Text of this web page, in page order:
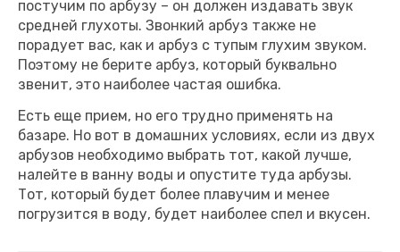
постучим по арбузу – он должен издавать звук
средней глухоты. Звонкий арбуз также не
порадует вас, как и арбуз с тупым глухим звуком.
Поэтому не берите арбуз, который буквально
звенит, это наиболее частая ошибка.
Есть еще прием, но его трудно применять на
базаре. Но вот в домашних условиях, если из двух
арбузов необходимо выбрать тот, какой лучше,
налейте в ванну воды и опустите туда арбузы.
Тот, который будет более плавучим и менее
погрузится в воду, будет наиболее спел и вкусен.